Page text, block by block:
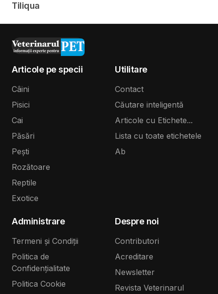
Tiliqua
Articole pe specii
Câini
Pisici
Cai
Păsări
Pești
Rozătoare
Reptile
Exotice
Utilitare
Contact
Căutare inteligentă
Articole cu Etichete...
Lista cu toate etichetele
Ab
Administrare
Termeni și Condiții
Politica de
Confidențialitate
Politica Cookie
Despre noi
Contributori
Acreditare
Newsletter
Revista Veterinarul